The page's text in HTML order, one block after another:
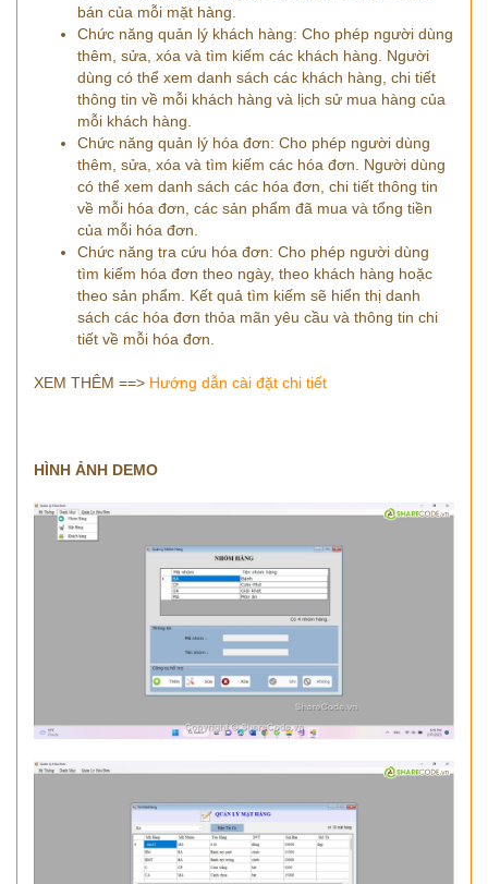
bán của mỗi mặt hàng.
Chức năng quản lý khách hàng: Cho phép người dùng
thêm, sửa, xóa và tìm kiếm các khách hàng. Người
dùng có thể xem danh sách các khách hàng, chi tiết
thông tin về mỗi khách hàng và lịch sử mua hàng của
mỗi khách hàng.
Chức năng quản lý hóa đơn: Cho phép người dùng
thêm, sửa, xóa và tìm kiếm các hóa đơn. Người dùng
có thể xem danh sách các hóa đơn, chi tiết thông tin
về mỗi hóa đơn, các sản phẩm đã mua và tổng tiền
của mỗi hóa đơn.
Chức năng tra cứu hóa đơn: Cho phép người dùng
tìm kiếm hóa đơn theo ngày, theo khách hàng hoặc
theo sản phẩm. Kết quả tìm kiếm sẽ hiển thị danh
sách các hóa đơn thỏa mãn yêu cầu và thông tin chi
tiết về mỗi hóa đơn.
XEM THÊM ==> Hướng dẫn cài đặt chi tiết
HÌNH ẢNH DEMO